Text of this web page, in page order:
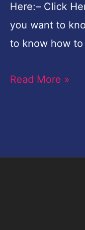
Here:– Click
you want to
to know how
Read More »